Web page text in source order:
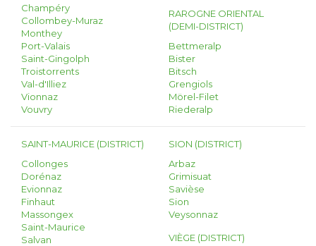
Champéry
Collombey-Muraz
Monthey
Port-Valais
Saint-Gingolph
Troistorrents
Val-d'Illiez
Vionnaz
Vouvry
RAROGNE ORIENTAL
(DEMI-DISTRICT)
Bettmeralp
Bister
Bitsch
Grengiols
Mörel-Filet
Riederalp
SAINT-MAURICE (DISTRICT)
Collonges
Dorénaz
Evionnaz
Finhaut
Massongex
Saint-Maurice
Salvan
SION (DISTRICT)
Arbaz
Grimisuat
Savièse
Sion
Veysonnaz
VIÈGE (DISTRICT)